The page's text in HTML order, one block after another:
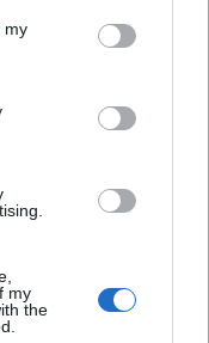
You may click to
third-party tags to
in below Google
my
my
the
από
επίσης
της
ιατρική,
φορέα WIPO,
των
διαδραματίζει